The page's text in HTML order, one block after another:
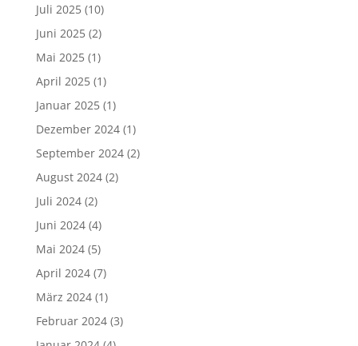
Juli 2025(10)
Juni 2025(2)
Mai 2025(1)
April 2025(1)
Januar 2025(1)
Dezember 2024(1)
September 2024(2)
August 2024(2)
Juli 2024(2)
Juni 2024(4)
Mai 2024(5)
April 2024(7)
März 2024(1)
Februar 2024(3)